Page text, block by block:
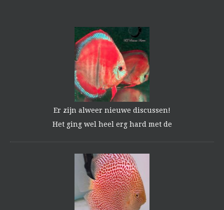
Er zijn alweer nieuwe discussen!
Het ging wel heel erg hard met de